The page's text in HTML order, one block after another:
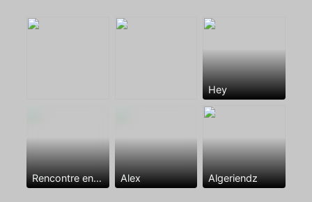
Hey
Rencontre entre mecs Alex Algeriendz